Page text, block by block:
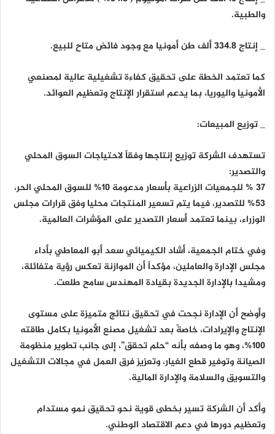
والطبية.
_ إنتاج 334.8 ألف طن أمونيا مع وجود فائض متاح للبيع.
كما تعتمد الخطة على تحقيق كفاءة تشغيلية عالية لمصنعي
الأمونيا واليوريا، بما يدعم استقرار الإنتاج وتعظيم العوائد.
_ توزيع المبيعات:
تستهدف الشركة توزيع إنتاجها وفقاً لاحتياجات السوق المحلي
والتصدير:
37 % للجمعيات الزراعية بأسعار مدعومة 10% للسوق المحلي الحر،
53% للتصدير، فيما يتم تسعير المنتجات محليا وفق قرارات مجلس
الوزراء، بينما تعتمد أسعار التصدير على المؤشرات العالمية.
وفي ختام الجمعية، أشاد الكيميائي سعد أبو المعاطي بأداء
مجلس الإدارة والعاملين، مؤكداً أن الموازنة تعكس رؤية متفائلة،
ومشيدا بالإدارة الجديدة بقيادة المهندس سامح طلعت.
وأوضح أن الإدارة نجحت في تحقيق نتائج متميزة على مستوى
الإنتاج والإيرادات، خاصةً بعد تشغيل مصنع الأمونيا بكامل طاقته
100%، وهو ما وصفه بأنه “حلم تحقق”، إلى جانب تطوير منظومة
الصيانة وتوفير قطع الغيار، وتعزيز فرق العمل في مجالات التشغيل
والتسويق والسلامة والإدارة المالية.
وأكد أن الشركة تسير بخطى قوية نحو تحقيق نمو مستدام
وتعظيم دورها في دعم الاقتصاد الوطني.